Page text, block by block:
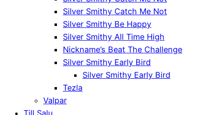
Silver Smithy Catch Me Not
Silver Smithy Be Happy
Silver Smithy All Time High
Nickname’s Beat The Challenge
Silver Smithy Early Bird
Silver Smithy Early Bird
Tezla
Valpar